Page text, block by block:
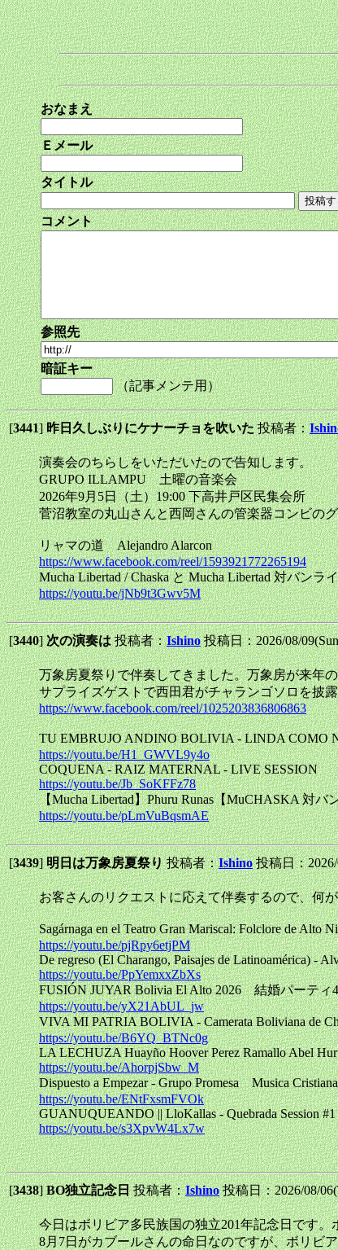
おなまえ
Ｅメール
タイトル
コメント
参照先
暗証キー
（記事メンテ用）
[3441]昨日久しぶりにケナーチョを吹いた投稿者：
演奏会のちらしをいただいたので告知します。
GRUPO ILLAMPU 土曜の音楽会
2026年9月5日（土）19:00 下高井戸区民集会所
菅沼教室の丸山さんと西岡さんの管楽器コンビの
リャマの道 Alejandro Alarcon
https://www.facebook.com/reel/1593921772265194
Mucha Libertad / Chaska と Mucha Libertad 対バン
https://youtu.be/jNb9t3Gwv5M
[3440]次の演奏は投稿者：Ishino 投稿日：2026/08/
万象房夏祭りで伴奏してきました。万象房が来年
サプライズゲストで西田君がチャランゴソロを披
https://www.facebook.com/reel/1025203836806863
TU EMBRUJO ANDINO BOLIVIA - LINDA COMO
https://youtu.be/H1_GWVL9y4o
COQUENA - RAIZ MATERNAL - LIVE SESSION
https://youtu.be/Jb_SoKFFz78
【Mucha Libertad】Phuru Runas【MuCHASKA 対バ
https://youtu.be/pLmVuBqsmAE
[3439]明日は万象房夏祭り投稿者：Ishino 投稿日：
お客さんのリクエストに応えて伴奏するので、何
Sagárnaga en el Teatro Gran Mariscal: Folclore de
https://youtu.be/pjRpy6etjPM
De regreso (El Charango, Paisajes de Latinoamérica) -
https://youtu.be/PpYemxxZbXs
FUSIÓN JUYAR Bolivia El Alto 2026 結婚パーティ
https://youtu.be/yX21AbUL_jw
VIVA MI PATRIA BOLIVIA - Camerata Boliviana de
https://youtu.be/B6YQ_BTNc0g
LA LECHUZA Huayño Hoover Perez Ramallo Abel
https://youtu.be/AhorpjSbw_M
Dispuesto a Empezar - Grupo Promesa Musica
https://youtu.be/ENtFxsmFVOk
GUANUQUEANDO || LloKallas - Quebrada Session #1
https://youtu.be/s3XpvW4Lx7w
[3438]BO独立記念日投稿者：Ishino 投稿日：2026/08/
今日はボリビア多民族国の独立201年記念日です
8月7日がカブールさんの命日なのですが、ボリビ